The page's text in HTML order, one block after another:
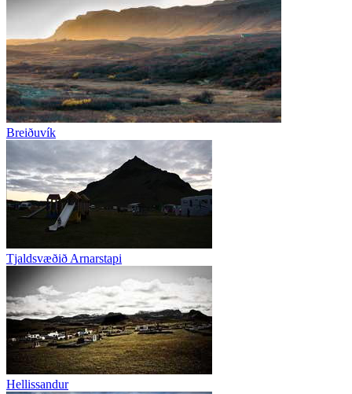
Breiðuvík
Tjaldsvæðið Arnarstapi
Hellissandur